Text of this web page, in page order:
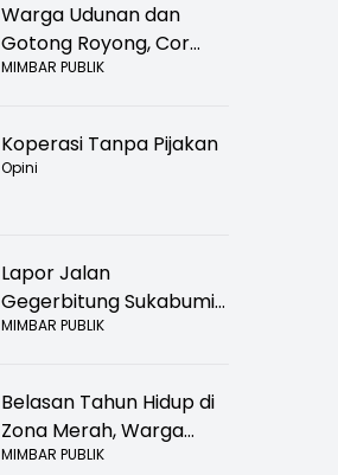
Warga Udunan dan
Gotong Royong, Cor
Jalan Hancur di
MIMBAR PUBLIK
Koperasi Tanpa Pijakan
Opini
Lapor Jalan
Gegerbitung Sukabumi
Bolong! Bahaya Bagi
MIMBAR PUBLIK
Belasan Tahun Hidup di
Zona Merah, Warga
Kampung Nangewer
MIMBAR PUBLIK